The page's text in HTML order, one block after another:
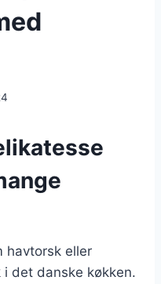
havtorsk eller
det danske køkken.